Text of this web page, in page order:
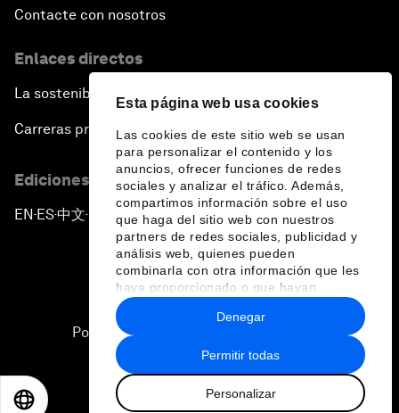
Esta página web usa cookies
Las cookies de este sitio web se usan
para personalizar el contenido y los
anuncios, ofrecer funciones de redes
sociales y analizar el tráfico. Además,
compartimos información sobre el uso
que haga del sitio web con nuestros
partners de redes sociales, publicidad y
análisis web, quienes pueden
combinarla con otra información que les
haya proporcionado o que hayan
recopilado a partir del uso que haya
hecho de sus servicios.
Permitir todas
Personalizar
Denegar
Contacte con nosotros
Enlaces directos
La sostenibilidad en el Foro
Carreras profesionales
Ediciones en otros idiomas
EN ▪ES▪中文▪ 日本語
Política de privacidad y normas de uso
Sitemap
2026 Foro Económico Mundial